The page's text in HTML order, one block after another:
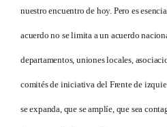
nuestro encuentro de hoy. Pero es
acuerdo no se limita a un acuerdo
departamentos, uniones locales,
comités de iniciativa del Frente de
se expanda, que se amplíe, que sea